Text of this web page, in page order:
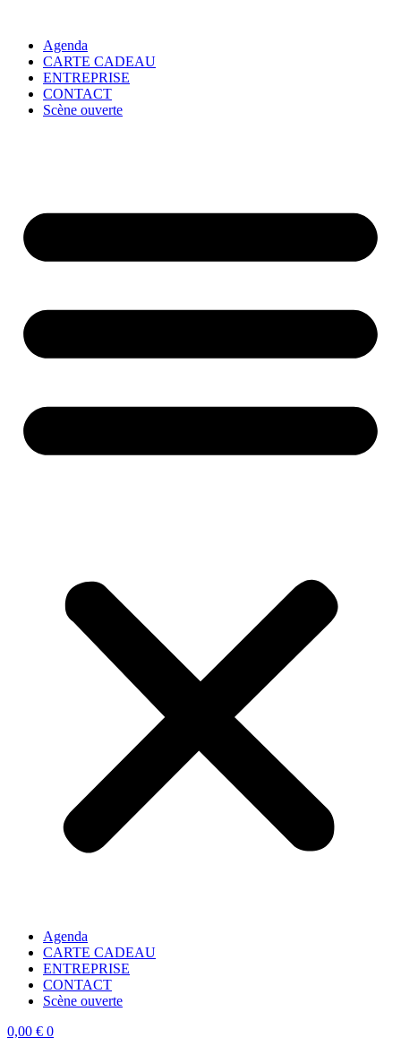
Agenda
CARTE CADEAU
ENTREPRISE
CONTACT
Scène ouverte
Agenda
CARTE CADEAU
ENTREPRISE
CONTACT
Scène ouverte
0,00 € 0